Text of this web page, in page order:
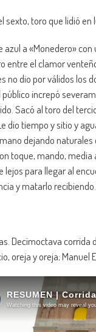
sexto, toro que lidió en
a «Monedero»
entre el clamor
no dio por válidos los
público increpó
Sacó al toro del
dio tiempo y sitio y
dejando
toque, mando,
lejos para llegar al
y matarlo
Decimoctava
oreja y oreja; Manuel